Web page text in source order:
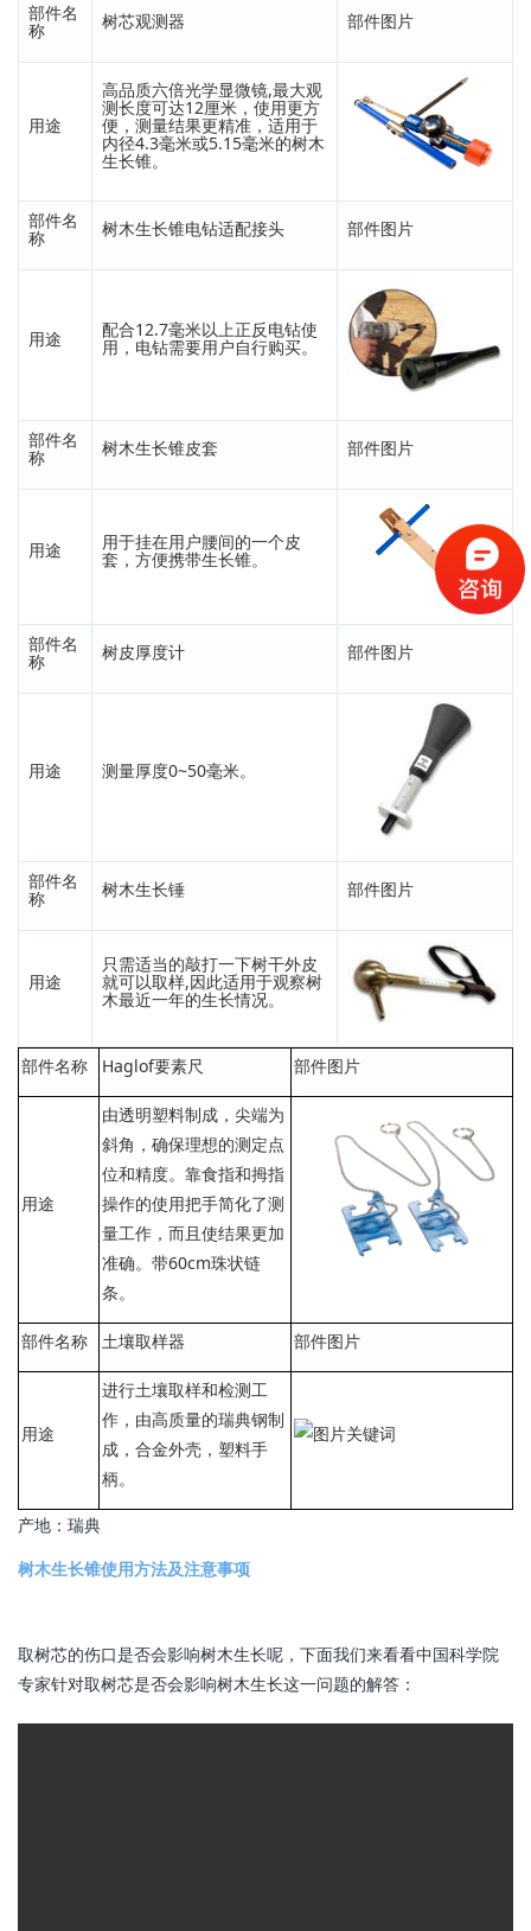
部件名
称 树芯观测器 部件图片
用途
高品质六倍光学显微镜,最大观
测长度可达12厘米，使用更方
便，测量结果更精准，适用于
内径4.3毫米或5.15毫米的树木
生长锥。
部件名
称 树木生长锥电钻适配接头 部件图片
用途 配合12.7毫米以上正反电钻使
用，电钻需要用户自行购买。
部件名
称 树木生长锥皮套 部件图片
用途 用于挂在用户腰间的一个皮
套，方便携带生长锥。
部件名
称 树皮厚度计 部件图片
用途 测量厚度0~50毫米。
部件名
称 树木生长锤 部件图片
用途
只需适当的敲打一下树干外皮
就可以取样,因此适用于观察树
木最近一年的生长情况。
部件名称 Haglof要素尺 部件图片
用途
由透明塑料制成，尖端为
斜角，确保理想的测定点
位和精度。靠食指和拇指
操作的使用把手简化了测
量工作，而且使结果更加
准确。带60cm珠状链
条。
部件名称 土壤取样器 部件图片
用途
进行土壤取样和检测工
作，由高质量的瑞典钢制
成，合金外壳，塑料手
柄。
产地：瑞典
树木生长锥使用方法及注意事项
取树芯的伤口是否会影响树木生长呢，下面我们来看看中国科学院
专家针对取树芯是否会影响树木生长这一问题的解答：